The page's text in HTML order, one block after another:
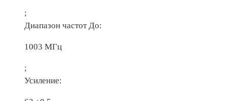
;
Диапазон частот До:
1003 МГц
;
Усиление: